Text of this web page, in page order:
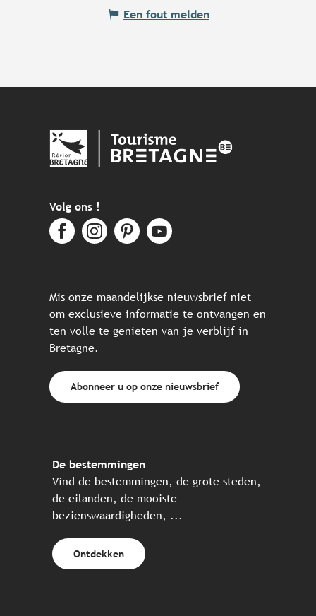
Een fout melden
Volg ons !
Mis onze maandelijkse nieuwsbrief niet
om exclusieve informatie te ontvangen en
ten volle te genieten van je verblijf in
Bretagne.
Abonneer u op onze nieuwsbrief
De bestemmingen
Vind de bestemmingen, de grote steden,
de eilanden, de mooiste
bezienswaardigheden, ...
Ontdekken